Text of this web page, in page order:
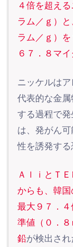
４倍を超え
ラム／ｇ）
ラム／ｇ）
６７．８マ
ニッケルは
代表的な金属
する過程で
は、発がん
性を誘発する
ＡｌｉとＴ
からも、韓
最大９７．
準値（０．
鉛が検出され